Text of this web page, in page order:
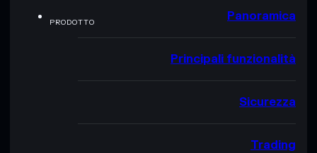
PRODOTTO Panoramica
Principali funzionalità
Sicurezza
Trading